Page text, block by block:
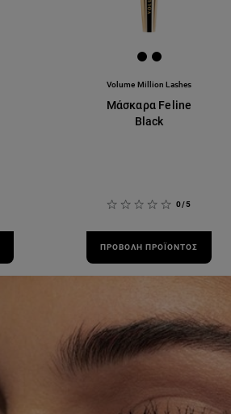
[Color]:
[Color]:
Volume Million Lashes
Μάσκαρα Feline
Black
0/5
ΠΡΟΒΟΛΉ ΠΡΟΪΌΝΤΟΣ